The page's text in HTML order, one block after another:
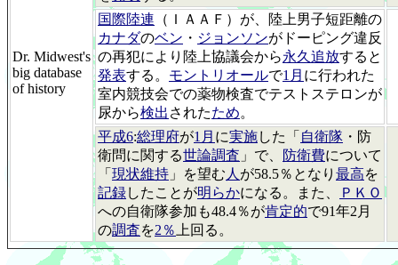
Dr. Midwest's
big database
of history
国際陸連 （ＩＡＡＦ）が、陸上男子短距離の
カナダのベン ・ ジョンソンがドーピング違反
の再犯により陸上協議会から永久追放すると
発表する。 モントリオールで1月 に行われた
室内競技会での薬物検査でテストステロンが
尿から検出 されたため。
平成6:総理府が1月 に実施した「 自衛隊 ・防
衛問に関する世論調査 」で、 防衛費について
「 現状維持 」を望む 人 が58.5％となり 最高を
記録したことが明らかになる。また、
ＰＫＯ
への自衛隊参加も48.4％が肯定的で91年2月
の調査を2％ 上回る。